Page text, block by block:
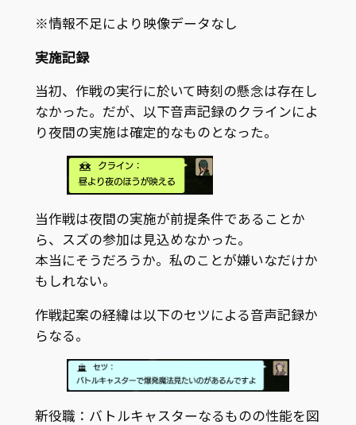
※情報不足により映像データなし
実施記録
当初、作戦の実行に於いて時刻の懸念は存在し
なかった。だが、以下音声記録のクラインによ
り夜間の実施は確定的なものとなった。
当作戦は夜間の実施が前提条件であることか
ら、スズの参加は見込めなかった。
本当にそうだろうか。私のことが嫌いなだけか
もしれない。
作戦起案の経緯は以下のセツによる音声記録か
らなる。
新役職：バトルキャスターなるものの性能を図